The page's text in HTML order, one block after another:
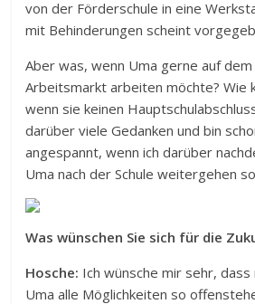
von der Förderschule in eine
mit Behinderungen scheint
Aber was, wenn Uma gerne auf
Arbeitsmarkt arbeiten möchte? Wie
wenn sie keinen
darüber viele Gedanken und bin
angespannt, wenn ich darüber
Uma nach der Schule weitergehen
Was wünschen Sie sich für die
Hosche: Ich wünsche mir sehr,
Uma alle Möglichkeiten so